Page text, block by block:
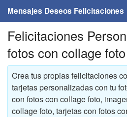
Mensajes Deseos Felicitaciones
Home
Mensajes
Felicitaciones
Felicitaciones con nombres
Felicitaciones
fotos con collage foto
Crea tus propias felicitaciones
tarjetas personalizadas con tu
con fotos con collage foto,
collage foto, tarjetas con fotos